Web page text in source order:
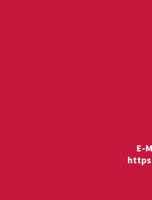
E-